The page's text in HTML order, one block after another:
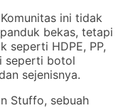
ini tidak
bekas, tetapi
seperti HDPE, PP,
seperti botol
sejenisnya.
Stuffo, sebuah